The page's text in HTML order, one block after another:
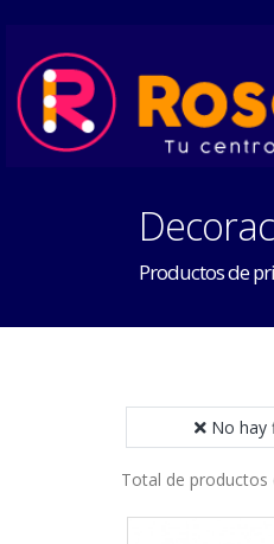
Productos de
No hay
Total de productos